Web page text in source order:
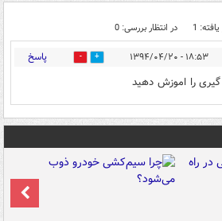
1 در انتظار بررسی: 0
۱۸:۵۳ - ۱۳۹۴/۰۴/۲۰ 0 پاسخ
را اموزش دهید